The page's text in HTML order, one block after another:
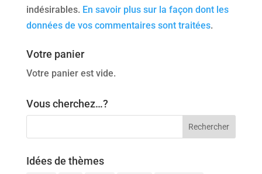
indésirables. En savoir plus sur la façon dont les
données de vos commentaires sont traitées.
Votre panier
Votre panier est vide.
Vous cherchez…?
Idées de thèmes